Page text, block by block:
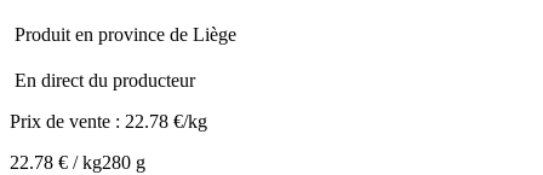
Produit en province de Liège
En direct du producteur
Prix de vente : 22.78 €/kg
22.78 € / kg280 g